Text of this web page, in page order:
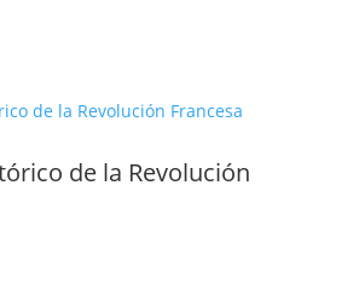
de la Revolución